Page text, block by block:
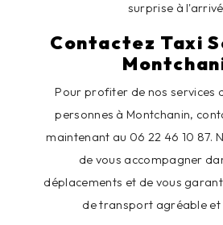
surprise à
Contactez Taxi
Pour profiter de nos services
personnes à Montchanin,
maintenant au 06 22 46 10 87.
de vous accompagner
déplacements et de vous
de transport agréable et